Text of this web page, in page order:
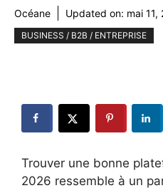
Océane Updated on: mai 11,
BUSINESS / B2B / ENTREPRISE
Trouver une bonne
2026 ressemble à un